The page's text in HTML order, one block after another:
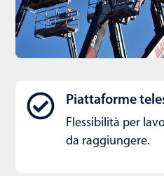
Piattaforme
Flessibilità per
da raggiungere.